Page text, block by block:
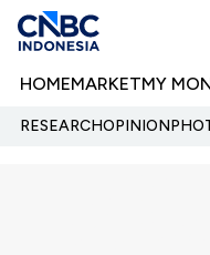
HOMEMARKETMY
RESEARCHOPINION